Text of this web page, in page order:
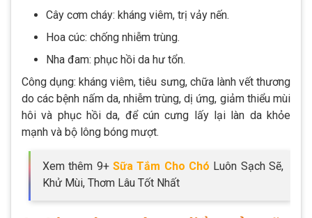
Cây cơm cháy: kháng viêm, trị vảy nến.
Hoa cúc: chống nhiễm trùng.
Nha đam: phục hồi da hư tổn.
Công dụng: kháng viêm, tiêu sưng, chữa lành vết thương
do các bệnh nấm da, nhiễm trùng, dị ứng, giảm thiểu mùi
hôi và phục hồi da, để cún cưng lấy lại làn da khỏe
mạnh và bộ lông bóng mượt.
Xem thêm 9+ Sữa Tắm Cho Chó Luôn Sạch Sẽ,
Khử Mùi, Thơm Lâu Tốt Nhất